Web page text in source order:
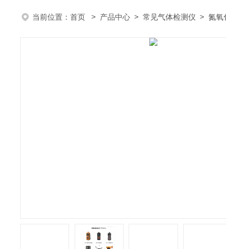
当前位置： 首页 > 产品中心 > 常见气体检测仪 > 氮氧